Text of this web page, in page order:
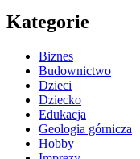
Kategorie
Biznes
Budownictwo
Dzieci
Dziecko
Edukacja
Geologia górnicza
Hobby